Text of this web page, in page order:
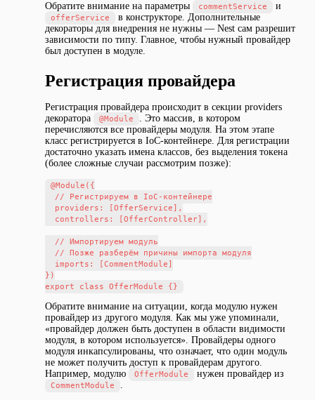
Обратите внимание на параметры commentService и
offerService
в конструкторе. Дополнительные
декораторы для внедрения не нужны — Nest сам разрешит
зависимости по типу. Главное, чтобы нужный провайдер
был доступен в модуле.
Регистрация провайдера
Регистрация провайдера происходит в секции providers
декоратора
@Module
. Это массив, в котором
перечисляются все провайдеры модуля. На этом этапе
класс регистрируется в IoC-контейнере. Для регистрации
достаточно указать имена классов, без выделения токена
(более сложные случаи рассмотрим позже):
@Module({
  // Регистрируем в IoC-контейнере
  providers: [OfferService],
  controllers: [OfferController],
  // Импортируем модуль
  // Позже разберём причины импорта модуля
  imports: [CommentModule]
})
Обратите внимание на ситуации, когда модулю нужен
провайдер из другого модуля. Как мы уже упоминали,
«провайдер должен быть доступен в области видимости
модуля, в котором используется». Провайдеры одного
модуля инкапсулированы, что означает, что один модуль
не может получить доступ к провайдерам другого.
Например, модулю
OfferModule нужен провайдер из
CommentModule
.